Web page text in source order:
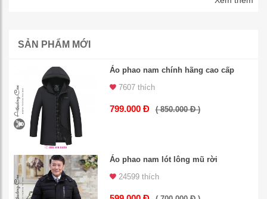
SẢN PHẨM MỚI
Áo phao nam chính hãng cao cấp
7607 thích
799.000 Đ ( 850.000 Đ )
Áo phao nam lót lông mũ rời
24599 thích